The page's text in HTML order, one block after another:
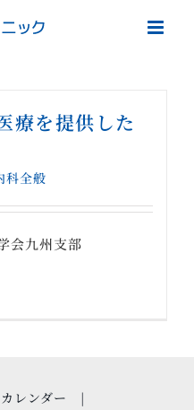
療を提供した
科全般
会九州支部
レンダー